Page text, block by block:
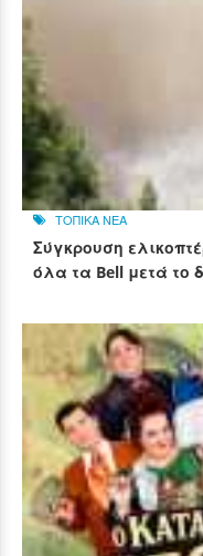
ΤΟΠΙΚΑ ΝΕΑ
Σύγκρουση
όλα τα Bell μετά το